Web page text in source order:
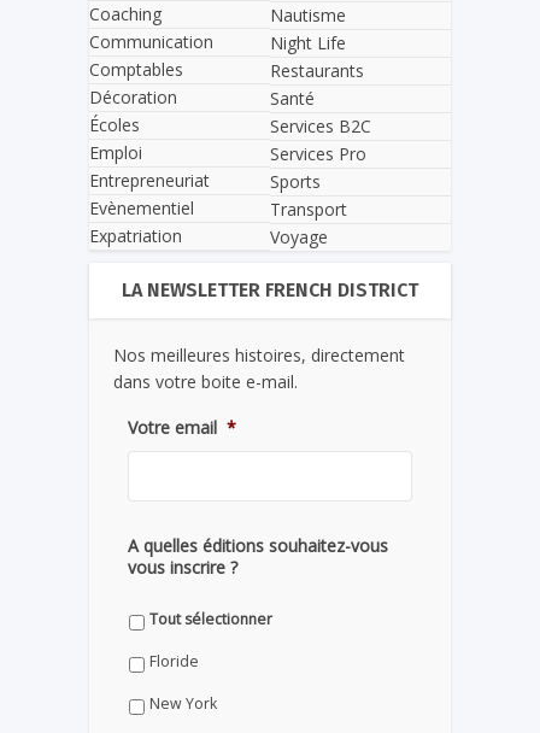
Coaching
Communication
Comptables
Décoration
Écoles
Emploi
Entrepreneuriat
Evènementiel
Expatriation
Nautisme
Night Life
Restaurants
Santé
Services B2C
Services Pro
Sports
Transport
Voyage
LA NEWSLETTER FRENCH DISTRICT
Nos meilleures histoires, directement
dans votre boite e-mail.
Votre email *
A quelles éditions souhaitez-vous
vous inscrire ?
Tout sélectionner
Floride
New York